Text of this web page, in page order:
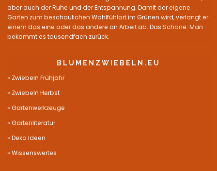
aber auch der Ruhe und der Entspannung. Damit der eigene
Garten zum beschaulichen Wohlfühlort im Grünen wird, verlangt er
einem das eine oder das andere an Arbeit ab. Das Schöne: Man
bekommt es tausendfach zurück.
BLUMENZWIEBELN.EU
Zwiebeln Frühjahr
Zwiebeln Herbst
Gartenwerkzeuge
Gartenliteratur
Deko Ideen
Wissenswertes